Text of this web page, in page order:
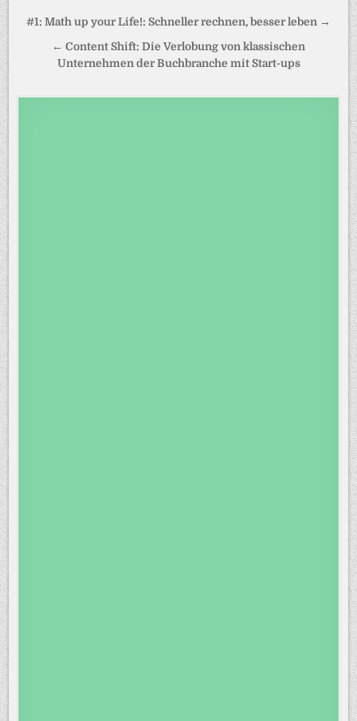
Beitragsnavigation
#1: Math up your Life!: Schneller rechnen, besser leben →
← Content Shift: Die Verlobung von klassischen
Unternehmen der Buchbranche mit Start-ups